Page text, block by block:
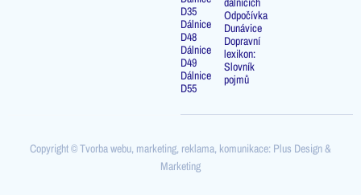
D35
Dálnice
D48
Dálnice
D49
Dálnice
D55
Odpočívka
Dunávice
Dopravní
lexikon:
Slovník
pojmů
Copyright © Tvorba webu, marketing, reklama, komunikace: Plus Design &
Marketing